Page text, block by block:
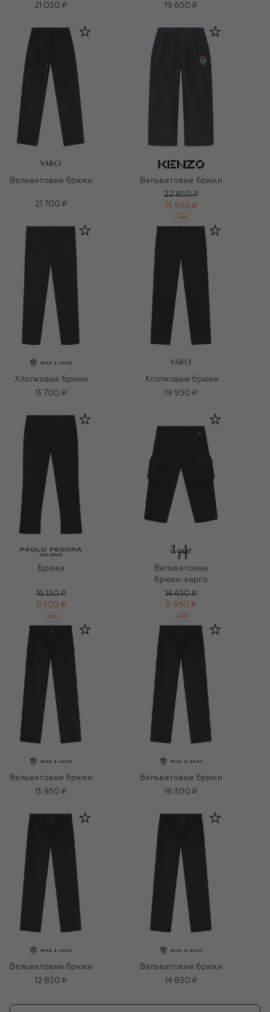
21 050 ₽ 19 650 ₽
VARCI
Вельветовые брюки
21 700 ₽
Вельветовые брюки
22 850 ₽
15 950 ₽
-30%
Хлопковые брюки
13 700 ₽
VARCI
Хлопковые брюки
19 950 ₽
Брюки
16 150 ₽
11 300 ₽
-30%
Вельветовые
брюки-карго
14 450 ₽
9 950 ₽
-30%
Вельветовые брюки
13 950 ₽
Вельветовые брюки
16 300 ₽
Вельветовые брюки
12 850 ₽
Вельветовые брюки
14 850 ₽